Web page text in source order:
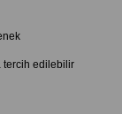
tercih edilebilir